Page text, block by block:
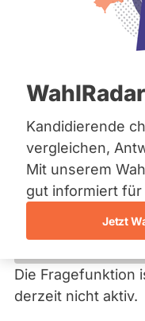
Bremen
Hamburg
Nordrhein-
Saarland
Sachsen
Sachsen-
Sachsen-
Schleswig-
Thüringen
Archiv
Über uns
Kandidierende
vergleichen,
Mit unserem
gut informiert für
Jetzt
Reiter
Diese Politikerin hat
Mandat und keine
oder EU-Ebene.
Wahlliste
Die Fragefunktion
derzeit nicht aktiv.
Nur